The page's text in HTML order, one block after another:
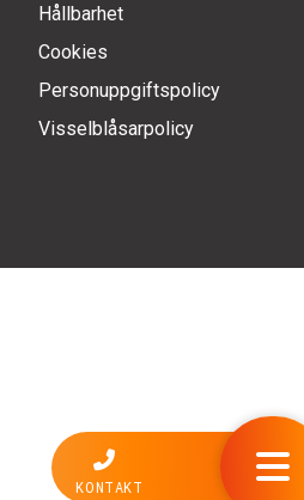
KONTAKT
Hållbarhet
Cookies
Personuppgiftspolicy
Visselblåsarpolicy